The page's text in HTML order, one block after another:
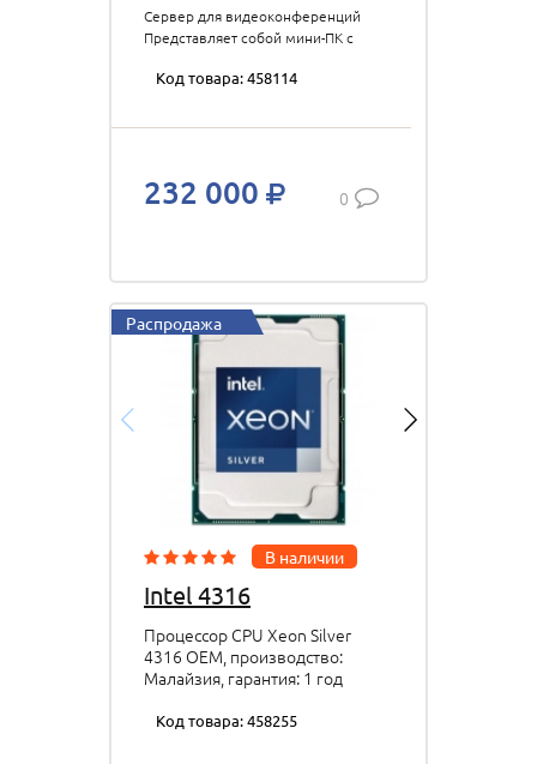
Сервер для видеоконференций
Представляет собой мини-ПК с
поколения. Совместимость с
видеоконференций, такими как
Код товара: 458114
232 000 0
Распродажа
В наличии
Intel 4316
Процессор CPU Xeon Silver
4316 OEM, производство:
Малайзия, гарантия: 1 год
Код товара: 458255